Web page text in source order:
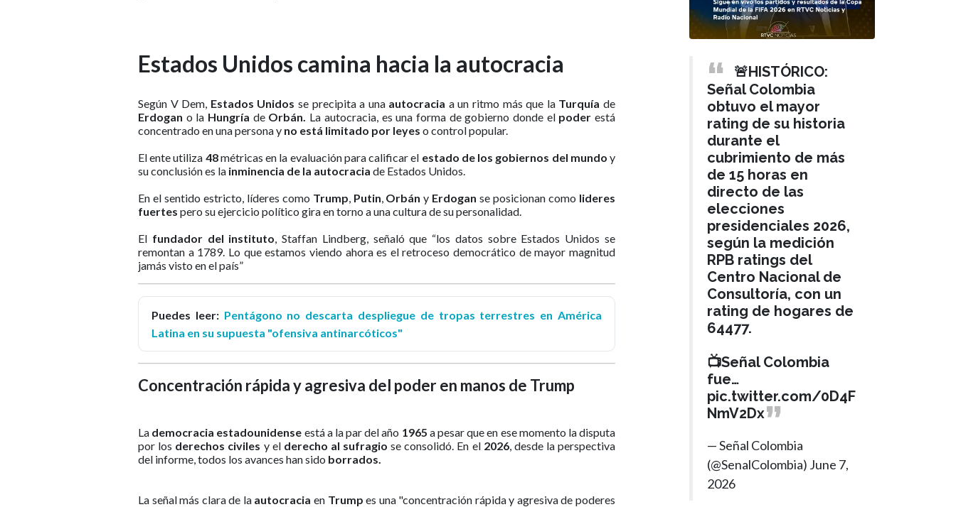
Estados Unidos camina hacia la autocracia
Según V Dem, Estados Unidos se precipita a una autocracia a un ritmo más que la Turquíade
Erdogan o la Hungría deOrbán. La autocracia, es una forma de gobierno donde elpoder está
concentrado en una persona y no está limitado por leyes o control popular.
El ente utiliza 48métricas en la evaluación para calificar el estado de los gobiernos del mundo y
su conclusión es la inminencia de la autocracia de Estados Unidos.
En el sentido estricto, líderes como Trump, Putin, Orbán y Erdogan se posicionan como lideres
fuertes pero su ejercicio político gira en torno a una cultura de su personalidad.
El fundador del instituto, Staffan Lindberg, señaló que “los datos sobre Estados Unidos se
remontan a 1789. Lo que estamos viendo ahora es el retroceso democrático de mayor magnitud
jamás visto en el país”
Puedes leer: Pentágono no descarta despliegue de tropas terrestres en América
Latina en su supuesta "ofensiva antinarcóticos"
Concentración rápida y agresiva del poder en manos de Trump
La democracia estadounidense está a la par del año 1965 a pesar que en ese momento la disputa
por los derechos civiles y el derecho al sufragio se consolidó. En el 2026, desde la perspectiva
del informe, todos los avances han sido borrados.
La señal más clara de la autocracia en Trump es una "concentración rápida y agresiva de poderes
🚨HISTÓRICO:
Señal Colombia
obtuvo el mayor
rating de su historia
durante el
cubrimiento de más
de 15 horas en
directo de las
elecciones
presidenciales 2026,
según la medición
RPB ratings del
Centro Nacional de
Consultoría, con un
rating de hogares de
64477.
📺Señal Colombia
fue…
pic.twitter.com/0D4F
NmV2Dx
— Señal Colombia
(@SenalColombia) June 7,
2026